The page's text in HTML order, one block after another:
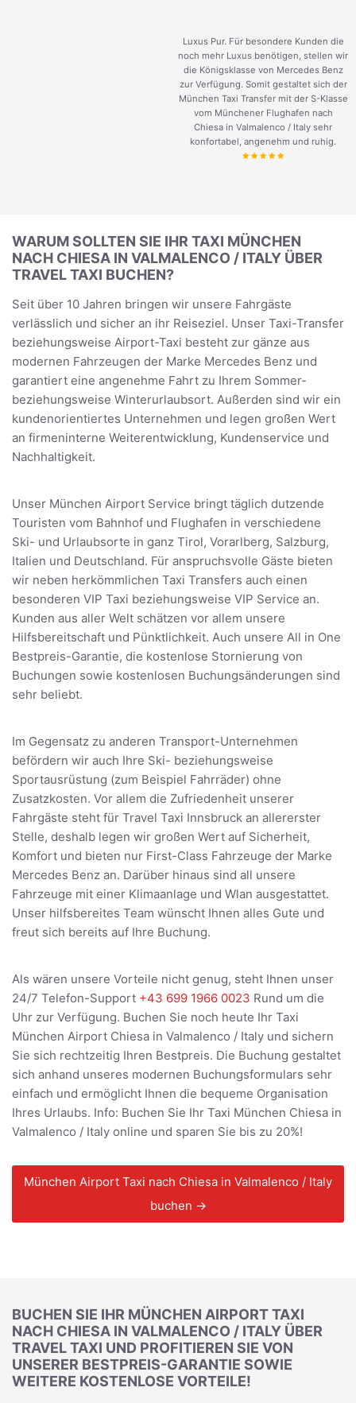
Luxus Pur. Für besondere Kunden die
noch mehr Luxus benötigen, stellen wir
die Königsklasse von Mercedes Benz
zur Verfügung. Somit gestaltet sich der
München Taxi Transfer mit der S-Klasse
vom Münchener Flughafen nach
Chiesa in Valmalenco / Italy sehr
konfortabel, angenehm und ruhig.
WARUM SOLLTEN SIE IHR TAXI MÜNCHEN
NACH CHIESA IN VALMALENCO / ITALY ÜBER
TRAVEL TAXI BUCHEN?
Seit über 10 Jahren bringen wir unsere Fahrgäste
verlässlich und sicher an ihr Reiseziel. Unser Taxi-Transfer
beziehungsweise Airport-Taxi besteht zur gänze aus
modernen Fahrzeugen der Marke Mercedes Benz und
garantiert eine angenehme Fahrt zu Ihrem Sommer-
beziehungsweise Winterurlaubsort. Außerden sind wir ein
kundenorientiertes Unternehmen und legen großen Wert
an firmeninterne Weiterentwicklung, Kundenservice und
Nachhaltigkeit.
Unser München Airport Service bringt täglich dutzende
Touristen vom Bahnhof und Flughafen in verschiedene
Ski- und Urlaubsorte in ganz Tirol, Vorarlberg, Salzburg,
Italien und Deutschland. Für anspruchsvolle Gäste bieten
wir neben herkömmlichen Taxi Transfers auch einen
besonderen VIP Taxi beziehungsweise VIP Service an.
Kunden aus aller Welt schätzen vor allem unsere
Hilfsbereitschaft und Pünktlichkeit. Auch unsere All in One
Bestpreis-Garantie, die kostenlose Stornierung von
Buchungen sowie kostenlosen Buchungsänderungen sind
sehr beliebt.
Im Gegensatz zu anderen Transport-Unternehmen
befördern wir auch Ihre Ski- beziehungsweise
Sportausrüstung (zum Beispiel Fahrräder) ohne
Zusatzkosten. Vor allem die Zufriedenheit unserer
Fahrgäste steht für Travel Taxi Innsbruck an allererster
Stelle, deshalb legen wir großen Wert auf Sicherheit,
Komfort und bieten nur First-Class Fahrzeuge der Marke
Mercedes Benz an. Darüber hinaus sind all unsere
Fahrzeuge mit einer Klimaanlage und Wlan ausgestattet.
Unser hilfsbereites Team wünscht Ihnen alles Gute und
freut sich bereits auf Ihre Buchung.
Als wären unsere Vorteile nicht genug, steht Ihnen unser
24/7 Telefon-Support +43 699 1966 0023 Rund um die
Uhr zur Verfügung. Buchen Sie noch heute Ihr Taxi
München Airport Chiesa in Valmalenco / Italy und sichern
Sie sich rechtzeitig Ihren Bestpreis. Die Buchung gestaltet
sich anhand unseres modernen Buchungsformulars sehr
einfach und ermöglicht Ihnen die bequeme Organisation
Ihres Urlaubs. Info: Buchen Sie Ihr Taxi München Chiesa in
Valmalenco / Italy online und sparen Sie bis zu 20%!
München Airport Taxi nach Chiesa in Valmalenco / Italy
buchen →
BUCHEN SIE IHR MÜNCHEN AIRPORT TAXI
NACH CHIESA IN VALMALENCO / ITALY ÜBER
TRAVEL TAXI UND PROFITIEREN SIE VON
UNSERER BESTPREIS-GARANTIE SOWIE
WEITERE KOSTENLOSE VORTEILE!